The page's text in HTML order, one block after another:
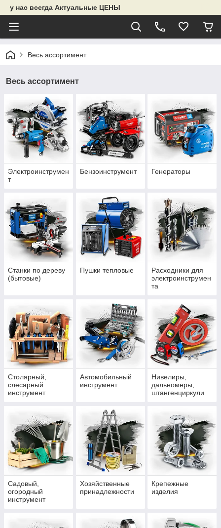
у нас всегда Актуальные ЦЕНЫ
Весь ассортимент
Весь ассортимент
Электроинструмен
т
Бензоинструмент Генераторы
Станки по дереву
(бытовые)
Пушки тепловые
Расходники для
электроинструмен
та
Столярный,
слесарный
инструмент
Автомобильный
инструмент
Нивелиры,
дальномеры,
штангенциркули
Садовый,
огородный
инструмент
Хозяйственные
принадлежности
Крепежные
изделия